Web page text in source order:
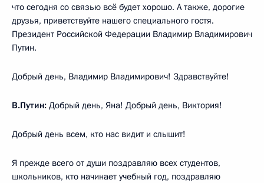
что сегодня со связью всё будет хорошо. А также, дорогие
друзья, приветствуйте нашего специального гостя.
Президент Российской Федерации Владимир Владимирович
Путин.
Добрый день, Владимир Владимирович! Здравствуйте!
В.Путин: Добрый день, Яна! Добрый день, Виктория!
Добрый день всем, кто нас видит и слышит!
Я прежде всего от души поздравляю всех студентов,
школьников, кто начинает учебный год, поздравляю